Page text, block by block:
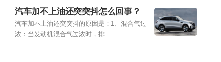
汽车加不上油还突突抖怎么回事？
汽车加不上油还突突抖的原因是：1、混合气过
浓：当发动机混合气过浓时，排...